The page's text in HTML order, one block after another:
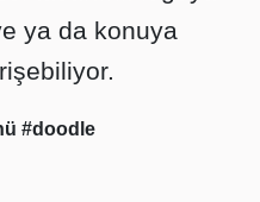
ya da konuya
#doodle